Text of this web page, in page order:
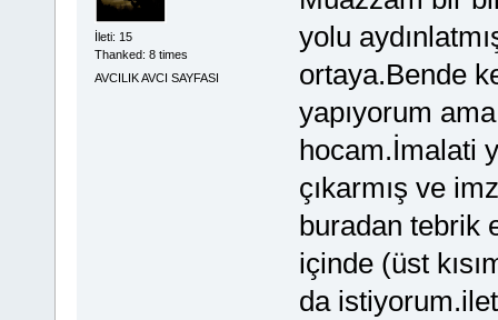
İleti: 15
Thanked: 8 times
AVCILIK AVCI SAYFASI
yolu
ortaya.Bende
yapıyorum
hocam.İmalati
çıkarmış ve
buradan tebrik
içinde (üst
da